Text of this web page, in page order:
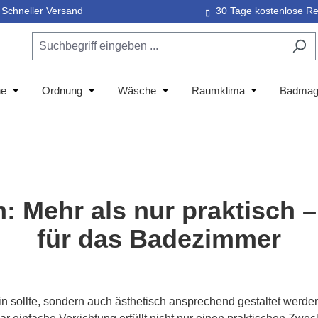
Schneller Versand 30 Tage kostenlose
Sitze
der Kategorie Wassersparen
das Dropdown der Kategorie Badzubehör
Öffne oder Schließe das Dropdown der Kategorie Dusche
Ordnung Öffne oder Schließe das Dropdown der
Wäsche Öffne oder Schließe das
Raumklima Öffne oder
Mehr als nur praktisch
für das Badezimmer
sollte, sondern auch ästhetisch ansprechend gestaltet